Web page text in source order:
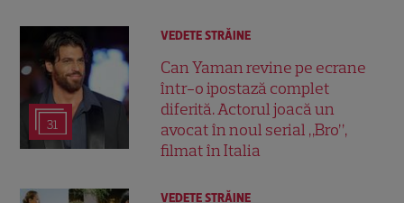
31
VEDETE STRĂINE
Can Yaman revine pe ecrane
într-o ipostază complet
diferită. Actorul joacă un
avocat în noul serial „Bro”,
filmat în Italia
VEDETE STRĂINE